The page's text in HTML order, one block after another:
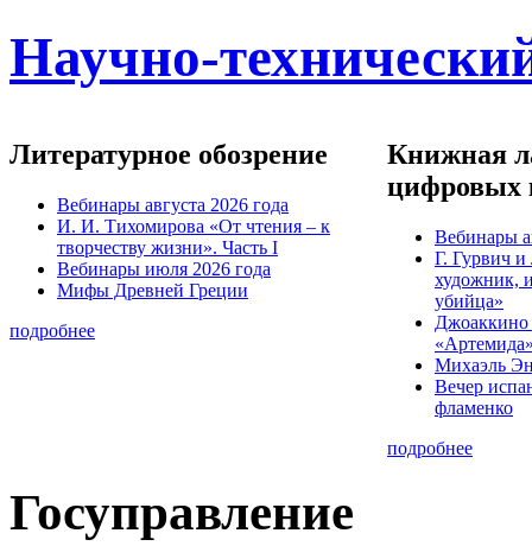
Научно-
Литературное обозрение
Вебинары августа 2026 года
И. И. Тихомирова «От чтения – к
творчеству жизни». Часть I
Вебинары июля 2026 года
Мифы Древней Греции
подробнее
Книжная
цифровых
Вебинары
Г. Гурвич
художник,
убийца»
Михаэль
Вечер
фламенко
подробнее
Госуправление